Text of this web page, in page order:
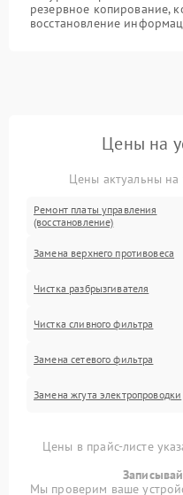
резервное копирование,
восстановление
Цены на
Цены актуальны
Ремонт платы управления
(восстановление)
Замена верхнего противовеса
Чистка разбрызгивателя
Чистка сливного фильтра
Замена сетевого фильтра
Замена жгута электропроводки
Цены в прайс-листе
Мы проверим ваше